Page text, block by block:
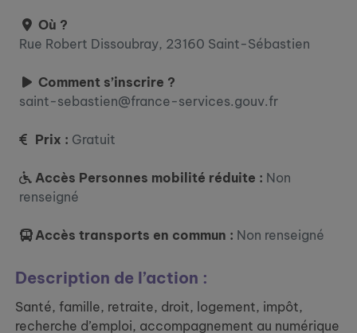
Où ?
Rue Robert Dissoubray, 23160 Saint-Sébastien
Comment s’inscrire ?
saint-sebastien@france-services.gouv.fr
Prix : Gratuit
Accès Personnes mobilité réduite : Non
renseigné
Accès transports en commun : Non renseigné
Description de l’action :
Santé, famille, retraite, droit, logement, impôt,
recherche d’emploi, accompagnement au numérique